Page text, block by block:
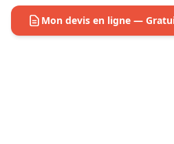
Mon devis en ligne —